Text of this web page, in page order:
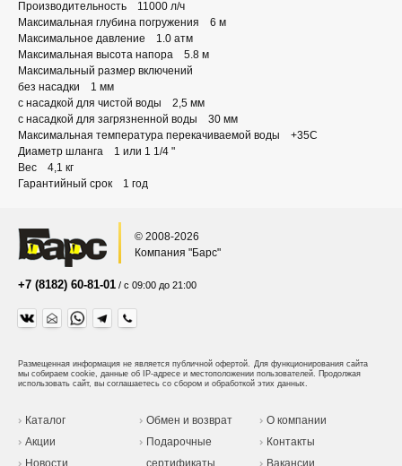
Производительность 11000 л/ч
Максимальная глубина погружения 6 м
Максимальное давление 1.0 атм
Максимальная высота напора 5.8 м
Максимальный размер включений
без насадки 1 мм
с насадкой для чистой воды 2,5 мм
с насадкой для загрязненной воды 30 мм
Максимальная температура перекачиваемой воды +35C
Диаметр шланга 1 или 1 1/4 "
Вес 4,1 кг
Гарантийный срок 1 год
© 2008-2026
Компания "Барс"
+7 (8182) 60-81-01 / с 09:00 до 21:00
Размещенная информация не является публичной офертой. Для функционирования сайта
мы собираем cookie, данные об IP-адресе и местоположении пользователей. Продолжая
использовать сайт, вы соглашаетесь со сбором и обработкой этих данных.
Каталог
Акции
Новости
Обмен и возврат
Подарочные
сертификаты
О компании
Контакты
Вакансии